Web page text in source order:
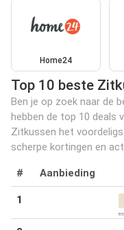
Home24
Top 10 beste
Ben je op zoek naar de
hebben de top 10 deals
Zitkussen het
scherpe kortingen en
# Aanbieding
1